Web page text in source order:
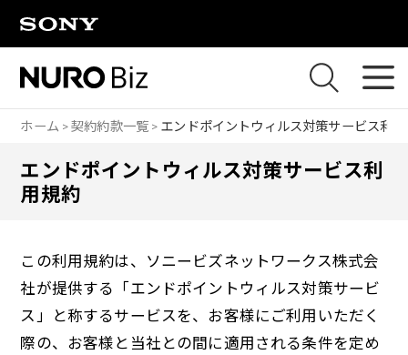
ホーム 契約約款一覧 エンドポイントウィルス対策サービス利
エンドポイントウィルス対策サービス利
用規約
この利用規約は、ソニービズネットワークス株式会
社が提供する「エンドポイントウィルス対策サービ
ス」と称するサービスを、お客様にご利用いただく
際の、お客様と当社との間に適用される条件を定め